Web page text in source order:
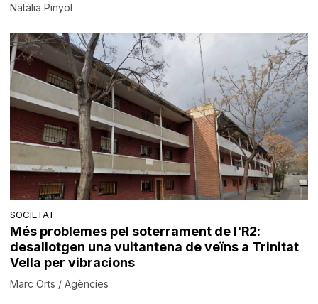
Natàlia Pinyol
SOCIETAT
Més problemes pel soterrament de l'R2:
desallotgen una vuitantena de veïns a Trinitat
Vella per vibracions
Marc Orts / Agències